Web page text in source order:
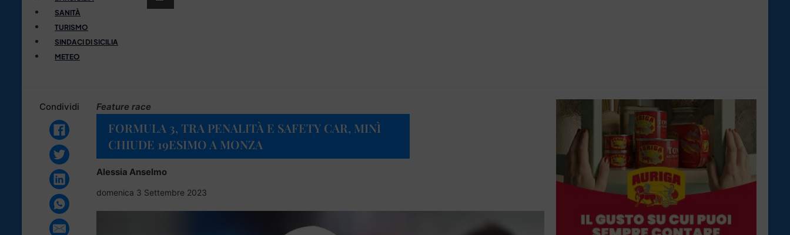
SANITÀ
TURISMO
SINDACI DI SICILIA
METEO
Condividi Feature race
FORMULA 3, TRA PENALITÀ E SAFETY CAR, MINÌ
CHIUDE 19ESIMO A MONZA
Alessia Anselmo
domenica 3 Settembre 2023